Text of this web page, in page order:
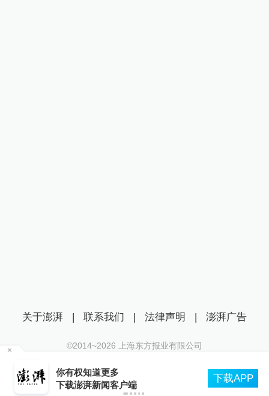
专家解读台风“白海豚”：强势逼近华东，或成罕
见远洋强台风登陆我国
关于澎湃 | 联系我们 | 法律声明 | 澎湃广告
©2014~2026 上海东方报业有限公司
互联网新闻信息服务许可证：31120170006
沪公网安备 31010602000299号